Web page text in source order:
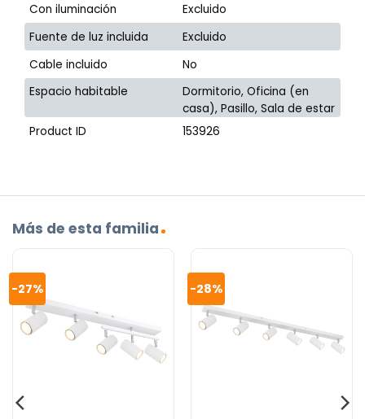
Con iluminación
Excluido
Fuente de luz incluida
Excluido
Cable incluido
No
Espacio habitable
Dormitorio, Oficina (en
casa), Pasillo, Sala de estar
Product ID
153926
Más de esta familia
-27% -28%